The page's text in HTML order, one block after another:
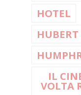
HOTEL
IL
VOLTA